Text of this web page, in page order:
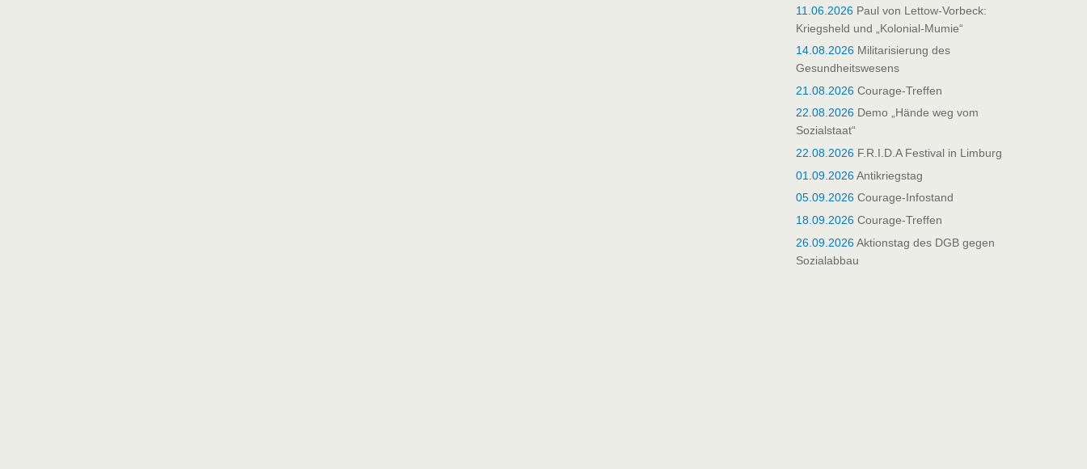
11.06.2026Paul von Lettow-Vorbeck:
Kriegsheld und „Kolonial-Mumie“
14.08.2026Militarisierung des
Gesundheitswesens
21.08.2026Courage-Treffen
22.08.2026Demo „Hände weg vom
Sozialstaat“
22.08.2026F.R.I.D.A Festival in Limburg
01.09.2026Antikriegstag
05.09.2026Courage-Infostand
18.09.2026Courage-Treffen
26.09.2026Aktionstag des DGB gegen
Sozialabbau